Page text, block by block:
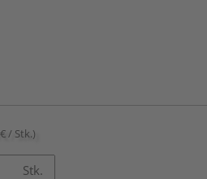
/ Stk.)
Stk.